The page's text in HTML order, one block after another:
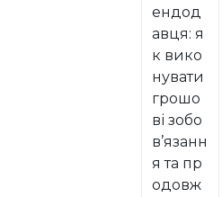
ендод
авця: я
к вико
нувати
грошо
ві зобо
в’язанн
я та пр
одовж